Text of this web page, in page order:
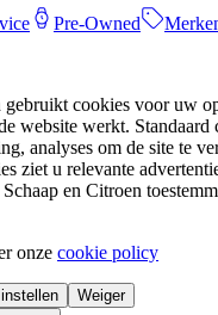
Pre-Owned
gebruikt cookies voor uw
website werkt. Standaard
analyses om de site te
ziet u relevante
en Citroen
onze cookie policy
Weiger